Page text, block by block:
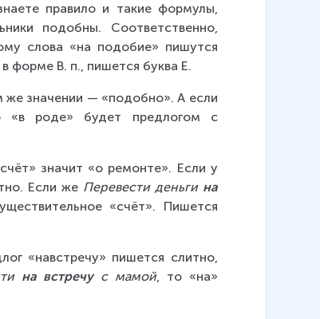
правило и такие формулы,
подобны. Соответственно,
слова «на подобие» пишутся
форме В. п., пишется буква Е.
же значении — «подобно». А если
роде» будет предлогом с
значит «о ремонте». Если у
Если же Перевести деньги на
«счёт». Пишется
«навстречу» пишется слитно,
на встречу с мамой, то «на»